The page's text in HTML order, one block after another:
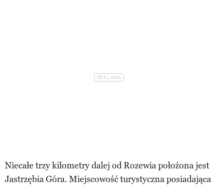
Niecałe trzy kilometry dalej od Rozewia położona jest
Jastrzębia Góra. Miejscowość turystyczna posiadająca